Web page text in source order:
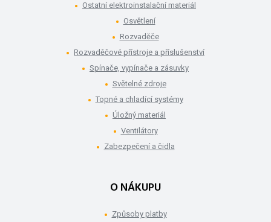
Ostatní elektroinstalační materiál
Osvětlení
Rozvaděče
Rozvaděčové přístroje a příslušenství
Spínače, vypínače a zásuvky
Světelné zdroje
Topné a chladící systémy
Úložný materiál
Ventilátory
Zabezpečení a čidla
O NÁKUPU
Způsoby platby